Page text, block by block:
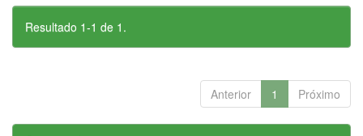
Resultado 1-1 de 1.
Anterior 1 Próximo